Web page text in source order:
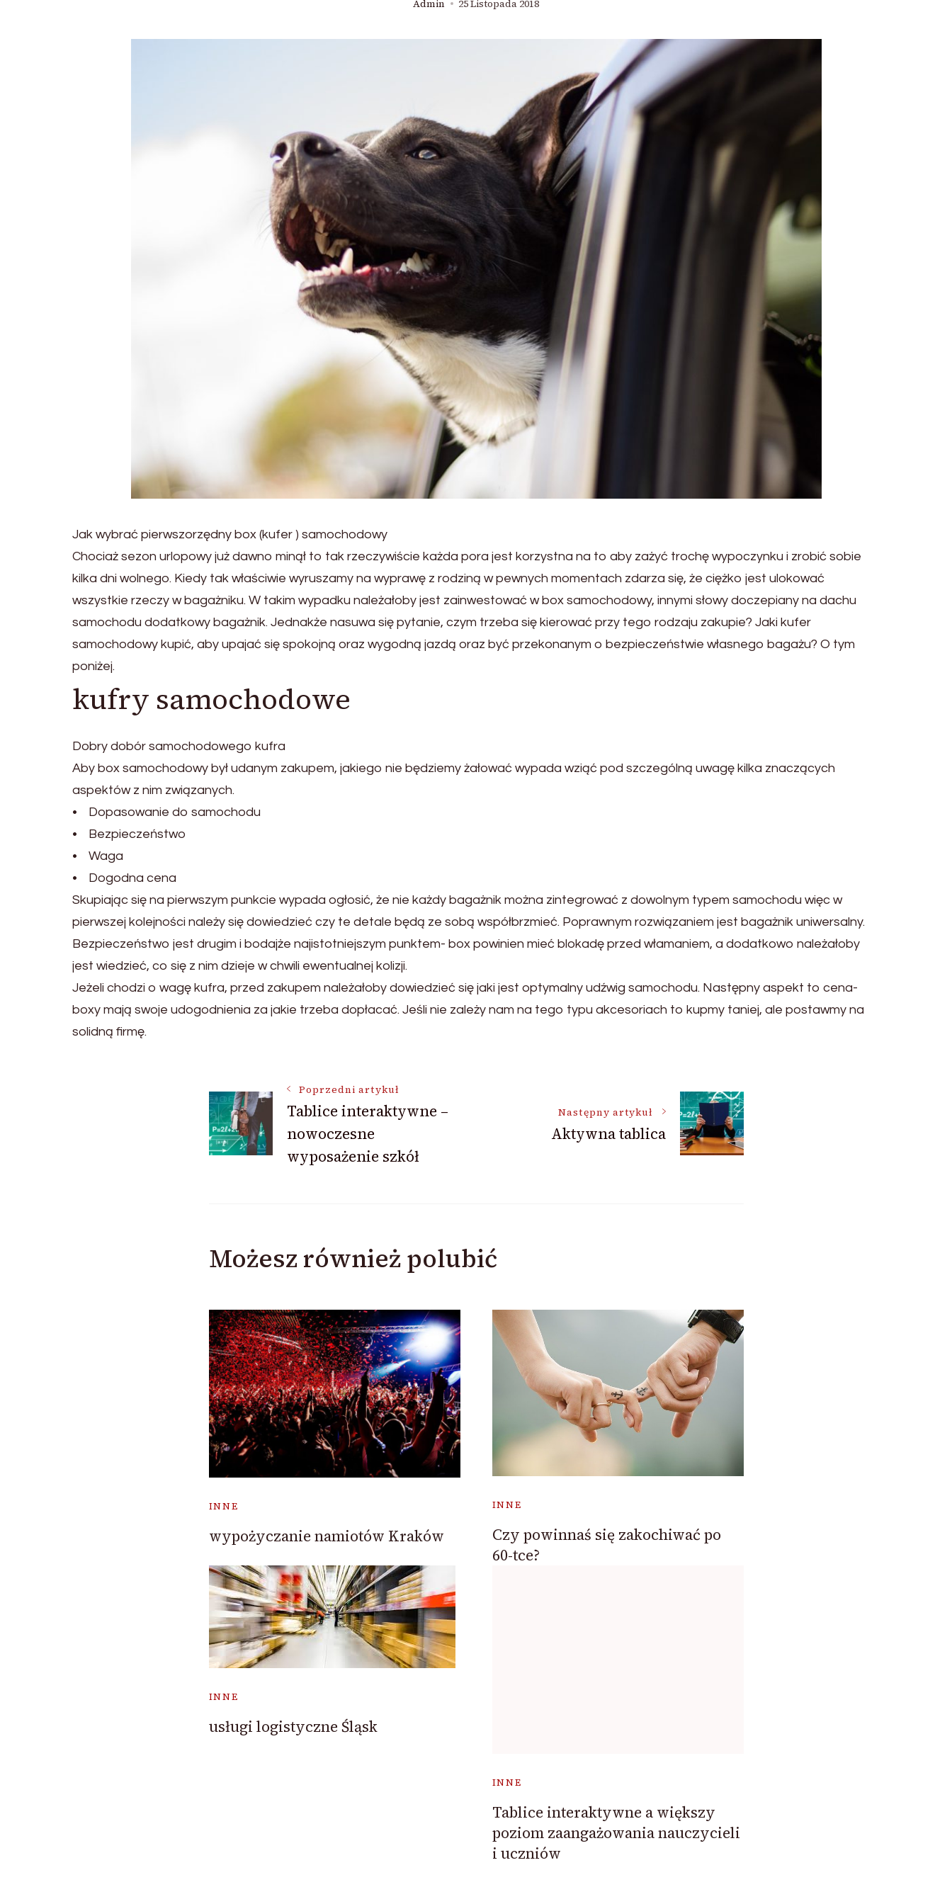
Admin 25 Listopada 2018
Jak wybrać pierwszorzędny box (kufer ) samochodowy
Chociaż sezon urlopowy już dawno minął to tak rzeczywiście każda pora jest korzystna na to aby zażyć trochę wypoczynku i zrobić sobie
kilka dni wolnego. Kiedy tak właściwie wyruszamy na wyprawę z rodziną w pewnych momentach zdarza się, że ciężko jest ulokować
wszystkie rzeczy w bagażniku. W takim wypadku należałoby jest zainwestować w box samochodowy, innymi słowy doczepiany na dachu
samochodu dodatkowy bagażnik. Jednakże nasuwa się pytanie, czym trzeba się kierować przy tego rodzaju zakupie? Jaki kufer
samochodowy kupić, aby upajać się spokojną oraz wygodną jazdą oraz być przekonanym o bezpieczeństwie własnego bagażu? O tym
poniżej.
kufry samochodowe
Dobry dobór samochodowego kufra
Aby box samochodowy był udanym zakupem, jakiego nie będziemy żałować wypada wziąć pod szczególną uwagę kilka znaczących
aspektów z nim związanych.
• Dopasowanie do samochodu
• Bezpieczeństwo
• Waga
• Dogodna cena
Skupiając się na pierwszym punkcie wypada ogłosić, że nie każdy bagażnik można zintegrować z dowolnym typem samochodu więc w
pierwszej kolejności należy się dowiedzieć czy te detale będą ze sobą współbrzmieć. Poprawnym rozwiązaniem jest bagażnik uniwersalny.
Bezpieczeństwo jest drugim i bodajże najistotniejszym punktem- box powinien mieć blokadę przed włamaniem, a dodatkowo należałoby
jest wiedzieć, co się z nim dzieje w chwili ewentualnej kolizji.
Jeżeli chodzi o wagę kufra, przed zakupem należałoby dowiedzieć się jaki jest optymalny udźwig samochodu. Następny aspekt to cena-
boxy mają swoje udogodnienia za jakie trzeba dopłacać. Jeśli nie zależy nam na tego typu akcesoriach to kupmy taniej, ale postawmy na
solidną firmę.
Nawigacja
wpisu
Poprzedni artykuł
Tablice interaktywne –
nowoczesne
wyposażenie szkół
Następny artykuł
Aktywna tablica
Możesz również polubić
INNE
wypożyczanie namiotów Kraków
INNE
Czy powinnaś się zakochiwać po
60-tce?
INNE
usługi logistyczne Śląsk
INNE
Tablice interaktywne a większy
poziom zaangażowania nauczycieli
i uczniów